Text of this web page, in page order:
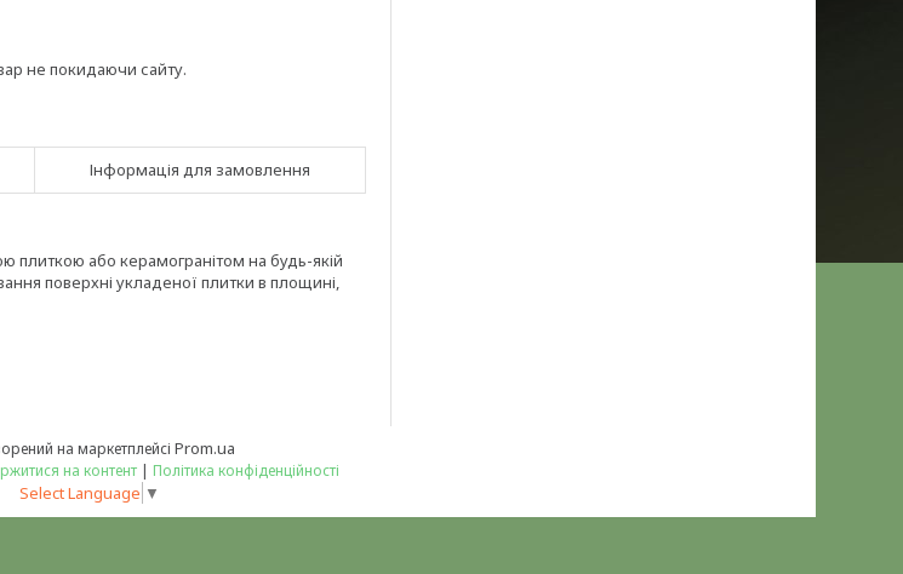
не покидаючи сайту.
Інформація для замовлення
або керамогранітом на будь-якій
поверхні укладеної плитки в площині,
на маркетплейсі Prom.ua
на контент | Політика конфіденційності
Select Language ▼